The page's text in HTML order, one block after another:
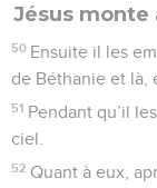
Jésus monte
50 Ensuite il les
de Béthanie et là,
51 Pendant qu’il
ciel.
52 Quant à eux,